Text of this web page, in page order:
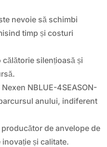
nevoie să schimbi
timp și costuri
silențioasă și
NBLUE-4SEASON-
anului, indiferent
de anvelope de
și calitate.